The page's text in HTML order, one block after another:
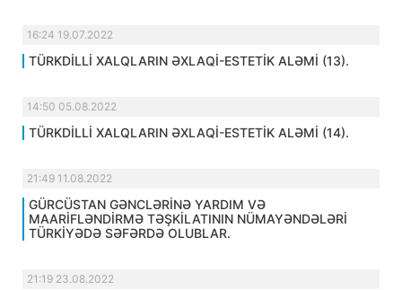
16:24 19.07.2022
TÜRKDİLLİ XALQLARIN ƏXLAQİ-ESTETİK ALƏMİ (13).
14:50 05.08.2022
TÜRKDİLLİ XALQLARIN ƏXLAQİ-ESTETİK ALƏMİ (14).
21:49 11.08.2022
GÜRCÜSTAN GƏNCLƏRİNƏ YARDIM VƏ
MAARİFLƏNDİRMƏ TƏŞKİLATININ NÜMAYƏNDƏLƏRİ
TÜRKİYƏDƏ SƏFƏRDƏ OLUBLAR.
21:19 23.08.2022